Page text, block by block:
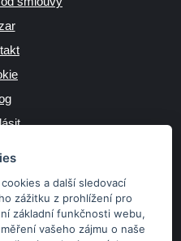
a další sledovací
zážitku z prohlížení pro
základní funkčnosti webu,
vašeho zájmu o naše